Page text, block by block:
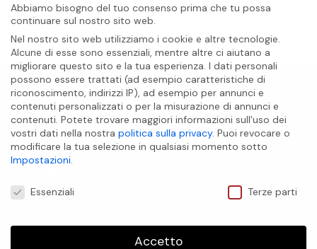
Abbiamo bisogno del tuo consenso prima che tu possa
continuare sul nostro sito web.
Nel nostro sito web utilizziamo i cookie e altre tecnologie.
Alcune di esse sono essenziali, mentre altre ci aiutano a
migliorare questo sito e la tua esperienza. I dati personali
possono essere trattati (ad esempio caratteristiche di
riconoscimento, indirizzi IP), ad esempio per annunci e
contenuti personalizzati o per la misurazione di annunci e
contenuti. Potete trovare maggiori informazioni sull'uso dei
vostri dati nella nostra politica sulla privacy. Puoi revocare o
modificare la tua selezione in qualsiasi momento sotto
Impostazioni.
Essenziali Terze parti
Accetto